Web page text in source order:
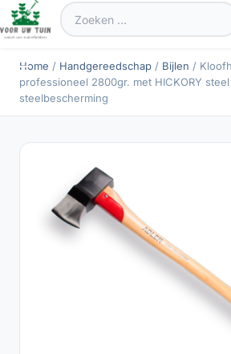
Zoeken
naar:
Home / Handgereedschap / Bijlen /
professioneel 2800gr. met HICKORY
steelbescherming